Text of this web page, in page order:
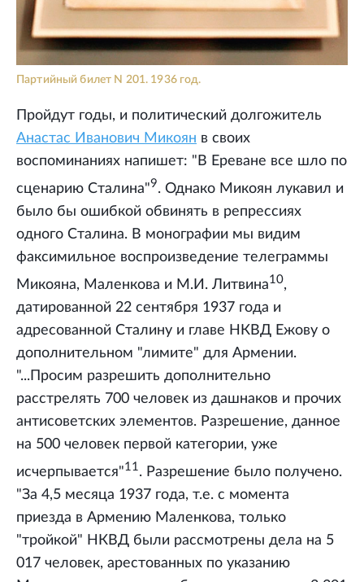
Партийный билет N 201. 1936 год.
Пройдут годы, и политический долгожитель
Анастас Иванович Микоян в своих
воспоминаниях напишет: "В Ереване все шло по
сценарию Сталина"9. Однако Микоян лукавил и
было бы ошибкой обвинять в репрессиях
одного Сталина. В монографии мы видим
факсимильное воспроизведение телеграммы
Микояна, Маленкова и М.И. Литвина10,
датированной 22 сентября 1937 года и
адресованной Сталину и главе НКВД Ежову о
дополнительном "лимите" для Армении.
"...Просим разрешить дополнительно
расстрелять 700 человек из дашнаков и прочих
антисоветских элементов. Разрешение, данное
на 500 человек первой категории, уже
исчерпывается"11. Разрешение было получено.
"За 4,5 месяца 1937 года, т.е. с момента
приезда в Армению Маленкова, только
"тройкой" НКВД были рассмотрены дела на 5
017 человек, арестованных по указанию